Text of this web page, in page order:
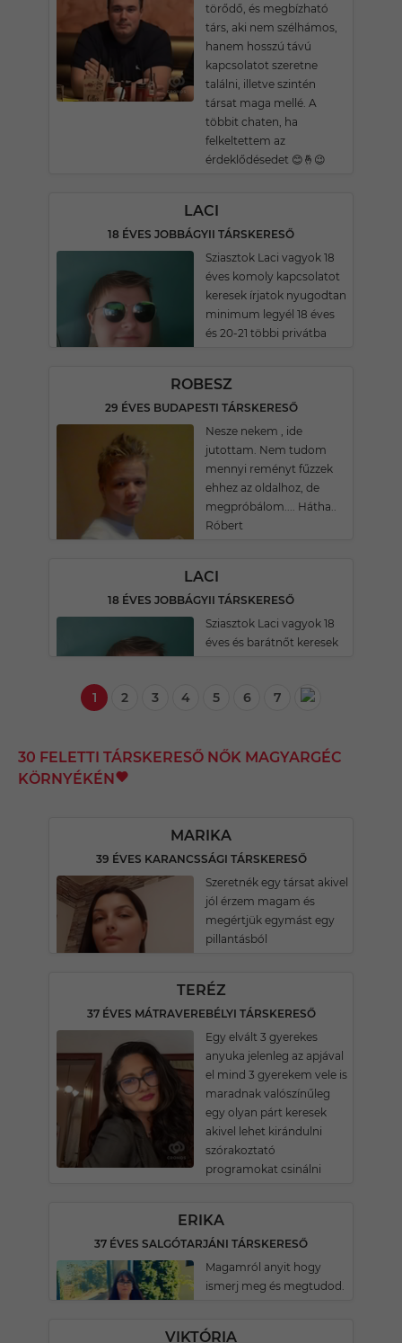
törődő, és megbízható
társ, aki nem szélhámos,
hanem hosszú távú
kapcsolatot szeretne
találni, illetve szintén
társat maga mellé. A
többit chaten, ha
felkeltettem az
érdeklődésedet 😊🤞😉
LACI
18 ÉVES JOBBÁGYII TÁRSKERESŐ
Sziasztok Laci vagyok 18
éves komoly kapcsolatot
keresek írjatok nyugodtan
minimum legyél 18 éves
és 20-21 többi privátba
ROBESZ
29 ÉVES BUDAPESTI TÁRSKERESŐ
Nesze nekem , ide
jutottam. Nem tudom
mennyi reményt fűzzek
ehhez az oldalhoz, de
megpróbálom.... Hátha..
Róbert
LACI
18 ÉVES JOBBÁGYII TÁRSKERESŐ
Sziasztok Laci vagyok 18
éves és barátnőt keresek
1 2 3 4 5 6 7
30 FELETTI TÁRSKERESŐ NŐK MAGYARGÉC
KÖRNYÉKÉN
MARIKA
39 ÉVES KARANCSSÁGI TÁRSKERESŐ
Szeretnék egy társat akivel
jól érzem magam és
megértjük egymást egy
pillantásból
TERÉZ
37 ÉVES MÁTRAVEREBÉLYI TÁRSKERESŐ
Egy elvált 3 gyerekes
anyuka jelenleg az apjával
el mind 3 gyerekem vele is
maradnak valószínűleg
egy olyan párt keresek
akivel lehet kirándulni
szórakoztató
programokat csinálni
ERIKA
37 ÉVES SALGÓTARJÁNI TÁRSKERESŐ
Magamról anyit hogy
ismerj meg és megtudod.
VIKTÓRIA